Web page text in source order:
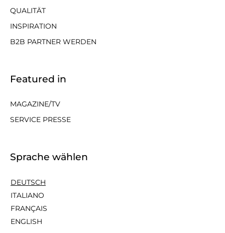
QUALITÄT
INSPIRATION
B2B PARTNER WERDEN
Featured in
MAGAZINE/TV
SERVICE PRESSE
Sprache wählen
DEUTSCH
ITALIANO
FRANÇAIS
ENGLISH